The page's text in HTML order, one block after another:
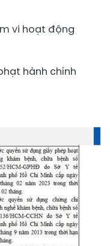
vi hoạt động
hành chính